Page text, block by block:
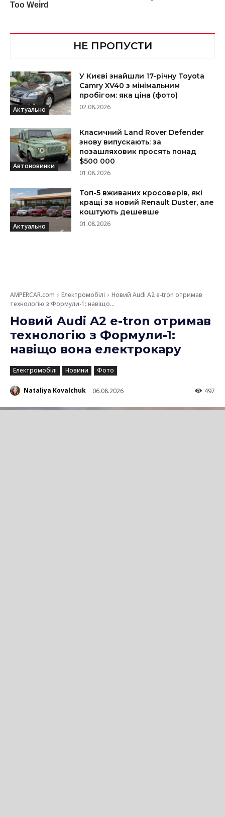
НЕ ПРОПУСТИ
Актуально
У Києві знайшли 17-річну Toyota
Camry XV40 з мінімальним
пробігом: яка ціна (фото)
02.08.2026
Автоновинки
Класичний Land Rover Defender
знову випускають: за
позашляховик просять понад
$500 000
01.08.2026
Актуально
Топ-5 вживаних кросоверів, які
кращі за новий Renault Duster, але
коштують дешевше
01.08.2026